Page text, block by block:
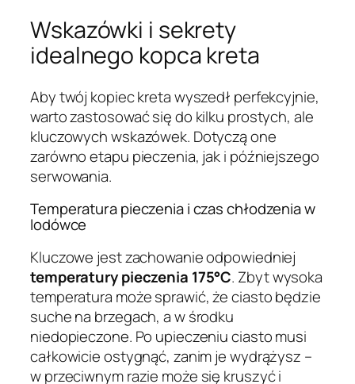
Wskazówki i sekrety
idealnego kopca kreta
Aby twój kopiec kreta wyszedł perfekcyjnie,
warto zastosować się do kilku prostych, ale
kluczowych wskazówek. Dotyczą one
zarówno etapu pieczenia, jak i późniejszego
serwowania.
Temperatura pieczenia i czas chłodzenia w
lodówce
Kluczowe jest zachowanie odpowiedniej
temperatury pieczenia 175°C. Zbyt wysoka
temperatura może sprawić, że ciasto będzie
suche na brzegach, a w środku
niedopieczone. Po upieczeniu ciasto musi
całkowicie ostygnąć, zanim je wydrążysz –
w przeciwnym razie może się kruszyć i